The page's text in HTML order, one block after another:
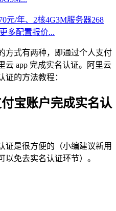
元/年、2核4G3M服务器268
多配置报价...
方式有两种，即通过个人支付
云 app 完成实名认证。阿里云
证的方法教程：
宝账户完成实名认
证是很方便的（小编建议新用
以免去实名认证环节）。